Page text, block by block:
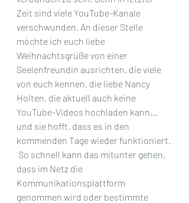
Zeit sind viele YouTube-Kanale
verschwunden. An dieser Stelle
möchte ich euch liebe
Weihnachtsgrüße von einer
Seelenfreundin ausrichten, die viele
von euch kennen, die liebe Nancy
Holten, die aktuell auch keine
YouTube-Videos hochladen kann...
und sie hofft, dass es in den
kommenden Tage wieder funktioniert.
So schnell kann das mitunter gehen,
dass im Netz die
Kommunikationsplattform
genommen wird oder bestimmte